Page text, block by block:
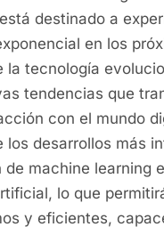
destinado a
en los
la tecnología
tendencias que
con el mundo
los desarrollos más
de machine learning
lo que
y eficientes,